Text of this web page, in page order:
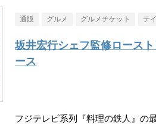
通販 グルメ グルメチケット テ
坂井宏行シェフ監修ロース
ース
フジテレビ系列『料理の鉄人』の